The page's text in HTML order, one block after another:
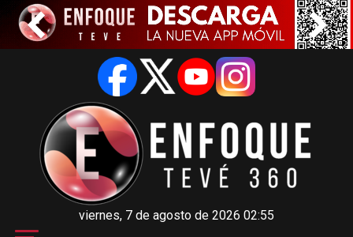
viernes, 7 de agosto de 2026 02:55